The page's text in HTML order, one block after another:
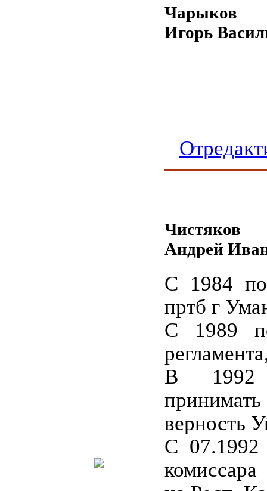
Чарыков
Игорь
Чистяков
Андрей
С 1984
пртб г
С 1989
В 1992
верность
С 07.1992